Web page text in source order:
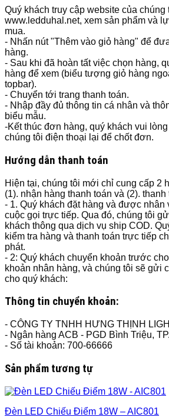
Quý khách truy cập website của chúng
www.ledduhal.net, xem sản phẩm và
mua.
- Nhấn nút "Thêm vào giỏ hàng" để
hàng.
- Sau khi đã hoàn tất việc chọn hàng,
hàng để xem (biểu tượng giỏ hàng
topbar).
- Chuyển tới trang thanh toán.
- Nhập đầy đủ thông tin cá nhân và
biểu mẫu.
-Kết thúc đơn hàng, quý khách vui
chúng tôi điện thoại lại để chốt đơn.
Hướng dẫn thanh toán
Hiện tại, chúng tôi mới chỉ cung cấp 2
(1). nhận hàng thanh toán và (2).
- 1. Quý khách đặt hàng và được nhân
cuộc gọi trực tiếp. Qua đó, chúng tôi
khách thông qua dịch vụ ship COD.
kiểm tra hàng và thanh toán trực tiếp
phát.
- 2: Quý khách chuyển khoản trước
khoản nhân hàng, và chúng tôi sẽ gửi
cho quý khách:
Thông tin chuyển khoản:
- CÔNG TY TNHH HƯNG THỊNH
- Ngân hàng ACB - PGD Bình Triệu,
- Số tài khoản: 700-66666
Sản phẩm tương tự
Đèn LED Chiếu Điểm 18W – AIC801